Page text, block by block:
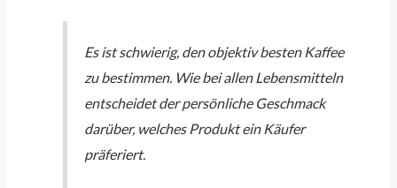
Es ist schwierig, den objektiv besten Kaffee
zu bestimmen. Wie bei allen Lebensmitteln
entscheidet der persönliche Geschmack
darüber, welches Produkt ein Käufer
präferiert.